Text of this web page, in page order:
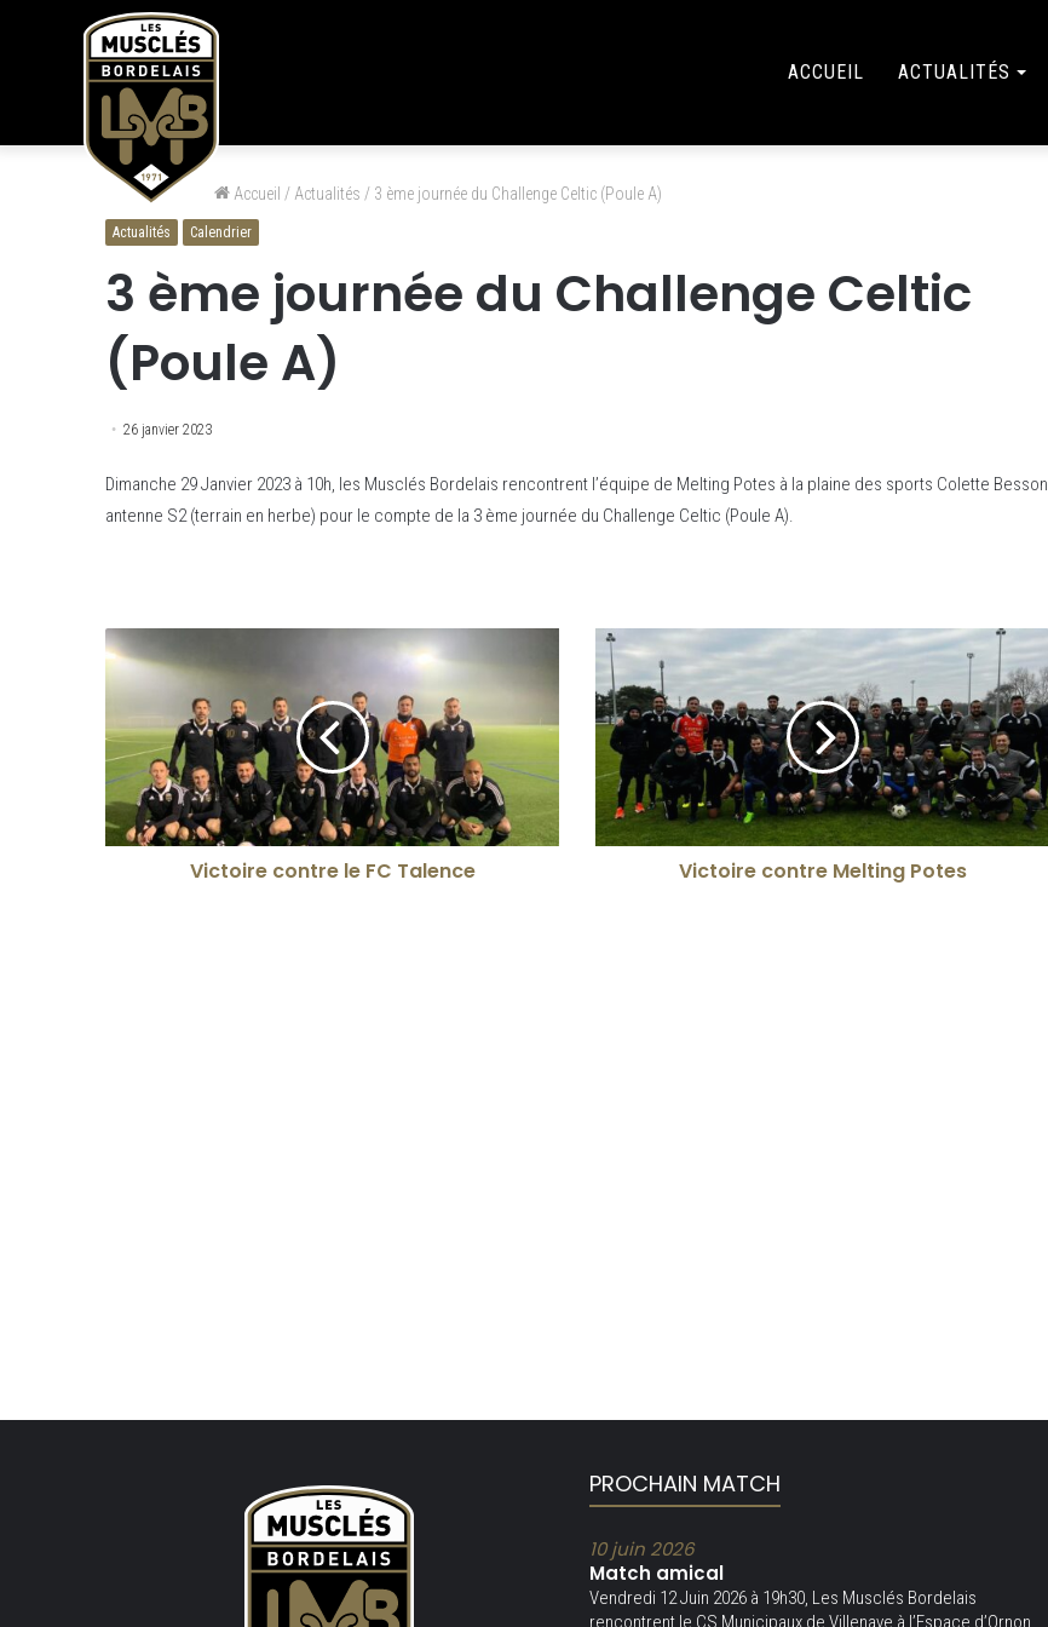
ACCUEIL ACTUALITÉS
Accueil / Actualités / 3 ème journée du Challenge Celtic (Poule A)
Actualités Calendrier
3 ème journée du Challenge Celtic
(Poule A)
26 janvier 2023
Dimanche 29 Janvier 2023 à 10h, les Musclés Bordelais rencontrent l’équipe de Melting Potes à la plaine des sports Colette Besson
antenne S2 (terrain en herbe) pour le compte de la 3 ème journée du Challenge Celtic (Poule A).
Victoire contre le FC Talence Victoire contre Melting Potes
PROCHAIN MATCH
10 juin 2026
Match amical
Vendredi 12 Juin 2026 à 19h30, Les Musclés Bordelais
rencontrent le CS Municipaux de Villenave à l’Espace d’Ornon